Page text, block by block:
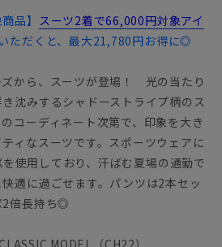
品】 スーツ2着で66,000円対象アイ
ただくと、最大21,780円お得に◎
ズから、スーツが登場！ 光の当たり
沈みするシャドーストライプ柄のス
コーディネート次第で、印象を大き
ィなスーツです。スポーツウェアに
使用しており、汗ばむ夏場の通勤で
適に過ごせます。パンツは2本セッ
2倍長持ち◎
MODEL（CH22）